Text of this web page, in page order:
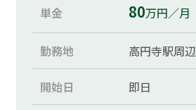
単金 80万円／月
勤務地 高円寺駅周辺
開始日 即日